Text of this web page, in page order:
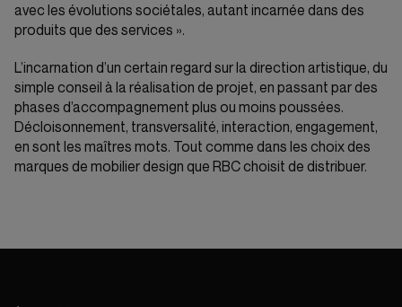
avec les évolutions sociétales, autant incarnée dans des
produits que des services ».
L’incarnation d’un certain regard sur la direction artistique, du
simple conseil à la réalisation de projet, en passant par des
phases d’accompagnement plus ou moins poussées.
Décloisonnement, transversalité, interaction, engagement,
en sont les maîtres mots. Tout comme dans les choix des
marques de mobilier design que RBC choisit de distribuer.